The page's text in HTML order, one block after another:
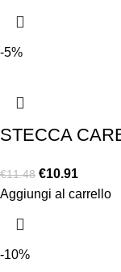
-5%
STECCA
€11.48 €10.91
Aggiungi al carrello
-10%